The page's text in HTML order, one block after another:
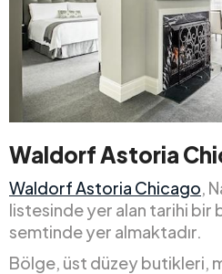
Waldorf Astoria
Waldorf Astoria Chicago,
listesinde yer alan tarihi bir
semtinde yer almaktadır.
Bölge, üst düzey butikleri,